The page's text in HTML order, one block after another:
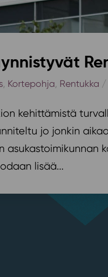
, Kortepohja, Rentukka /
kehittämistä
jo jonkin
asukastoimikunnan
lisää...